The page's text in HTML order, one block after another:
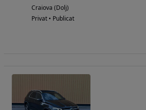
Craiova (Dolj)
Privat • Publicat